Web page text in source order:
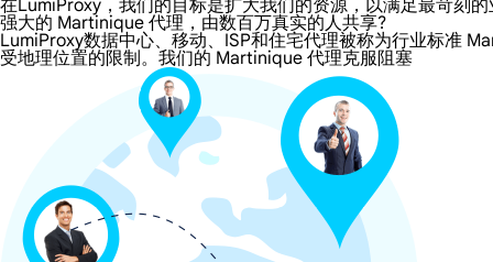
在LumiProxy，我们的目标是扩大我们的资源，以满足最苛刻
强大的 Martinique 代理，由数百万真实的人共享?
LumiProxy数据中心、移动、ISP和住宅代理被称为行业标准
受地理位置的限制。我们的 Martinique 代理克服阻塞